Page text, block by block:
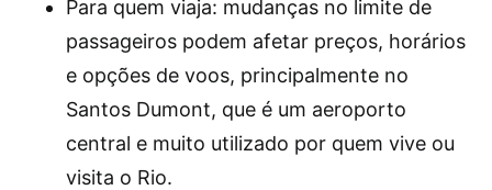
Para quem viaja: mudanças no limite de
passageiros podem afetar preços, horários
e opções de voos, principalmente no
Santos Dumont, que é um aeroporto
central e muito utilizado por quem vive ou
visita o Rio.